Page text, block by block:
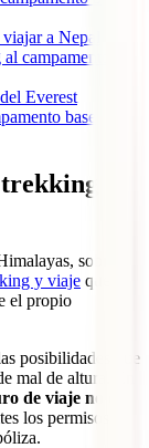
a Nepal
campamento
Everest
base
al
sobra
y viaje que
el propio
posibilidades que
mal de altura. En
de viaje no es
los permisos